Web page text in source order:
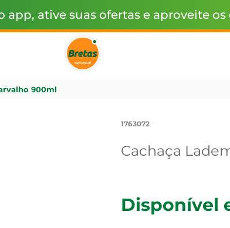
app, ative suas ofertas e aproveite
900ml
1763072
Cachaça
Disponível